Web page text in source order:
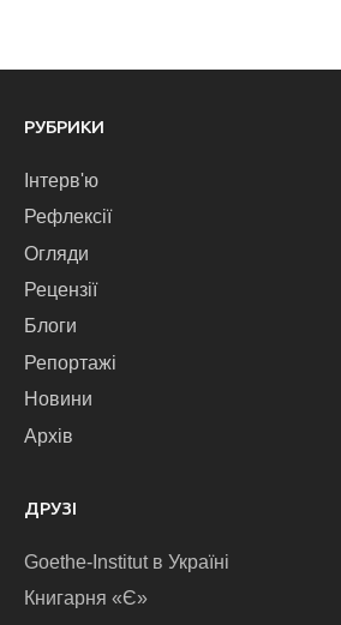
РУБРИКИ
Інтерв'ю
Рефлексії
Огляди
Рецензії
Блоги
Репортажі
Новини
Архів
ДРУЗІ
Goethe-Institut в Україні
Книгарня «Є»